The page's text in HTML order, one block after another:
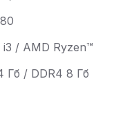
/ AMD Ryzen™
Гб / DDR4 8 Гб